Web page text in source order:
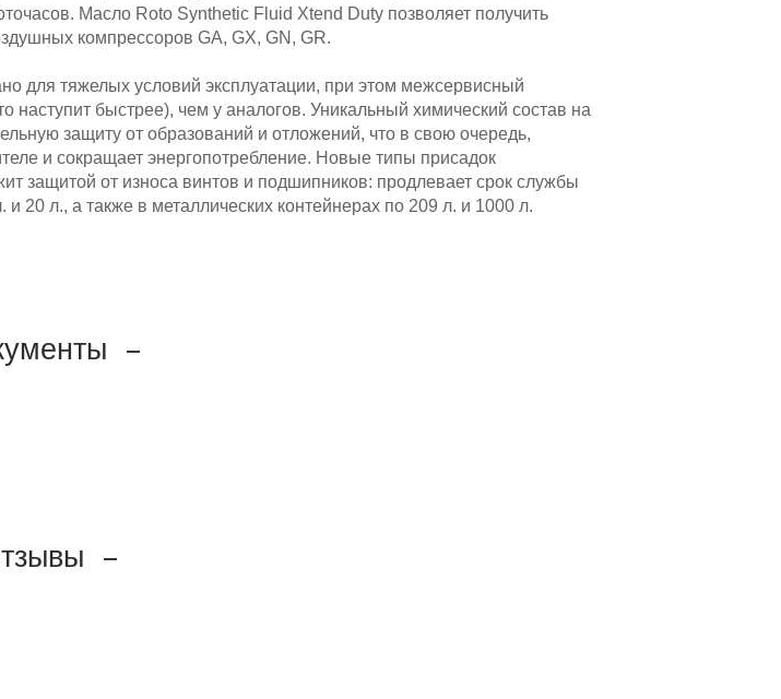
Масло Roto Synthetic Fluid Xtend Duty позволяет получить
компрессоров GA, GX, GN, GR.
для тяжелых условий эксплуатации, при этом межсервисный
наступит быстрее), чем у аналогов. Уникальный химический состав на
защиту от образований и отложений, что в свою очередь,
и сокращает энергопотребление. Новые типы присадок
защитой от износа винтов и подшипников: продлевает срок службы
20 л., а также в металлических контейнерах по 209 л. и 1000 л.